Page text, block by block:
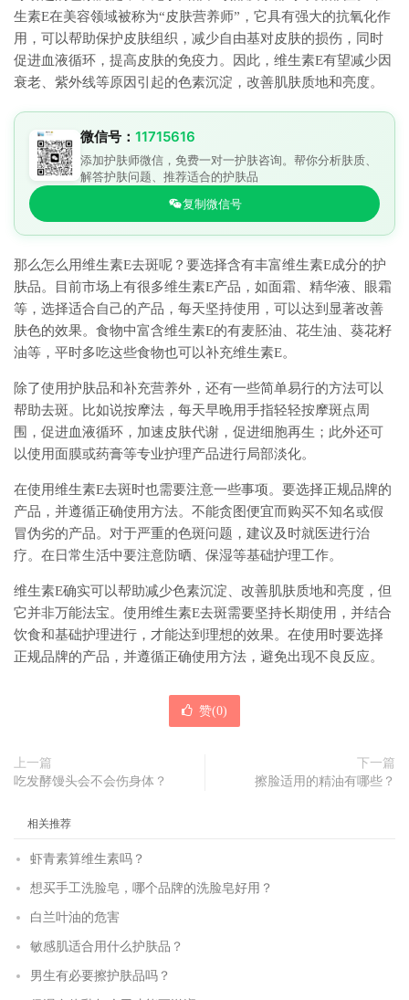
生素E在美容领域被称为“皮肤营养师”，它具有强大的抗氧化作
用，可以帮助保护皮肤组织，减少自由基对皮肤的损伤，同时
促进血液循环，提高皮肤的免疫力。因此，维生素E有望减少因
衰老、紫外线等原因引起的色素沉淀，改善肌肤质地和亮度。
微信号： 11715616
添加护肤师微信，免费一对一护肤咨询。帮你分析肤质、
解答护肤问题、推荐适合的护肤品
复制微信号
那么怎么用维生素E去斑呢？要选择含有丰富维生素E成分的护
肤品。目前市场上有很多维生素E产品，如面霜、精华液、眼霜
等，选择适合自己的产品，每天坚持使用，可以达到显著改善
肤色的效果。食物中富含维生素E的有麦胚油、花生油、葵花籽
油等，平时多吃这些食物也可以补充维生素E。
除了使用护肤品和补充营养外，还有一些简单易行的方法可以
帮助去斑。比如说按摩法，每天早晚用手指轻轻按摩斑点周
围，促进血液循环，加速皮肤代谢，促进细胞再生；此外还可
以使用面膜或药膏等专业护理产品进行局部淡化。
在使用维生素E去斑时也需要注意一些事项。要选择正规品牌的
产品，并遵循正确使用方法。不能贪图便宜而购买不知名或假
冒伪劣的产品。对于严重的色斑问题，建议及时就医进行治
疗。在日常生活中要注意防晒、保湿等基础护理工作。
维生素E确实可以帮助减少色素沉淀、改善肌肤质地和亮度，但
它并非万能法宝。使用维生素E去斑需要坚持长期使用，并结合
饮食和基础护理进行，才能达到理想的效果。在使用时要选择
正规品牌的产品，并遵循正确使用方法，避免出现不良反应。
赞(0)
上一篇
吃发酵馒头会不会伤身体？
下一篇
擦脸适用的精油有哪些？
相关推荐
虾青素算维生素吗？
想买手工洗脸皂，哪个品牌的洗脸皂好用？
白兰叶油的危害
敏感肌适合用什么护肤品？
男生有必要擦护肤品吗？